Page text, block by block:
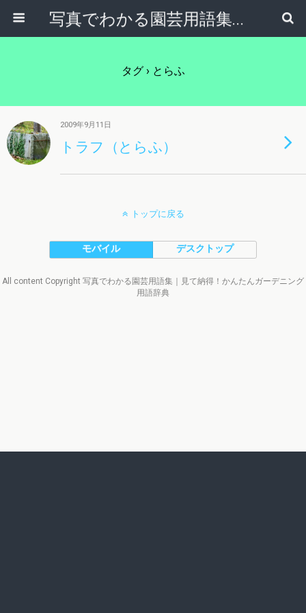
写真でわかる園芸用語集｜見て納得！かんたんガーデニング用語辞典
タグ › とらふ
2009年9月11日
トラフ（とらふ）
トップに戻る
モバイル デスクトップ
All content Copyright 写真でわかる園芸用語集｜見て納得！かんたんガーデニング
用語辞典